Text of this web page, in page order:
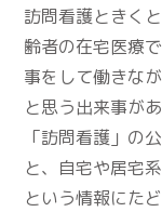
訪問看護ときく
齢者の在宅医療
事をして働きな
と思う出来事が
「訪問看護」の
と、自宅や居宅
という情報にた